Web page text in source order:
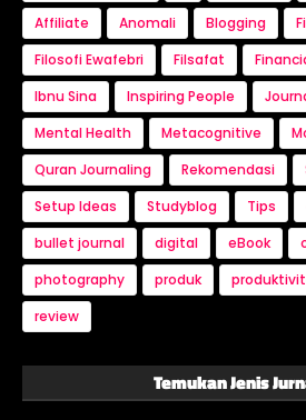
Affiliate
Anomali Blogging
Filosofi Ewafebri
Filsafat
Ibnu Sina
Inspiring People
Mental Health
Metacognitive
Quran Journaling
Rekomendasi
Setup Ideas
Studyblog Tips
bullet journal
digital eBook
photography
produk
review
Temukan Jenis